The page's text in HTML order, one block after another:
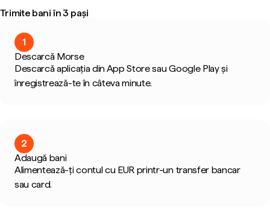
Trimite bani în 3 pași
1
Descarcă Morse
Descarcă aplicația din App Store sau Google Play și
înregistrează-te în câteva minute.
2
Adaugă bani
Alimentează-ți contul cu EUR printr-un transfer bancar
sau card.